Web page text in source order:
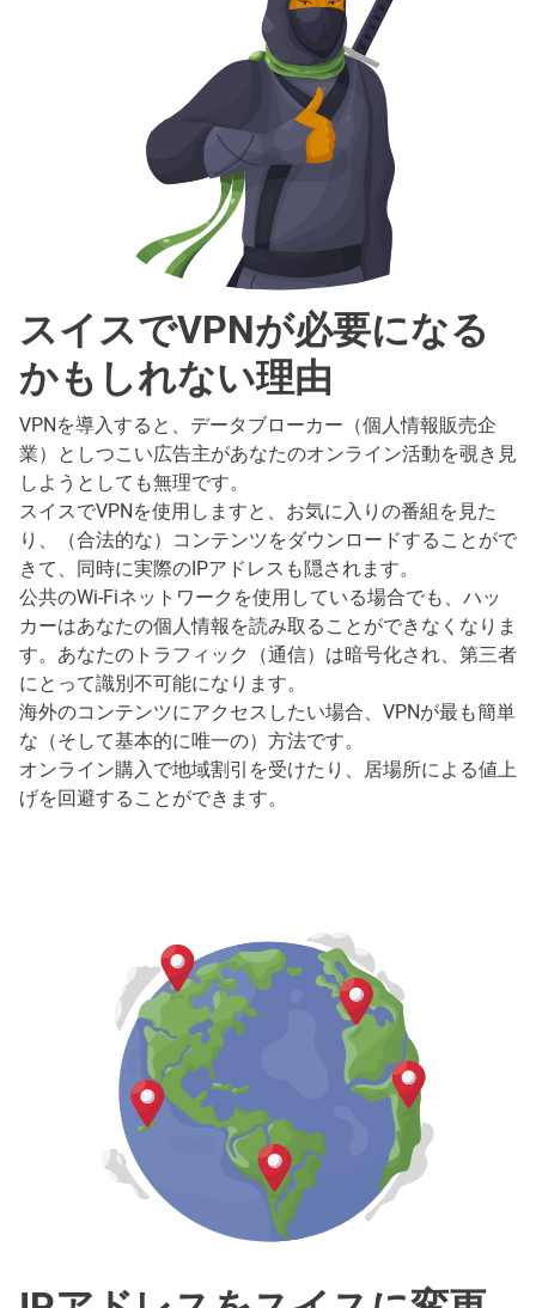
スイスでVPNが必要になる
かもしれない理由
VPNを導入すると、データブローカー（個人情報販売企
業）としつこい広告主があなたのオンライン活動を覗き見
しようとしても無理です。
スイスでVPNを使用しますと、お気に入りの番組を見た
り、（合法的な）コンテンツをダウンロードすることがで
きて、同時に実際のIPアドレスも隠されます。
公共のWi-Fiネットワークを使用している場合でも、ハッ
カーはあなたの個人情報を読み取ることができなくなりま
す。あなたのトラフィック（通信）は暗号化され、第三者
にとって識別不可能になります。
海外のコンテンツにアクセスしたい場合、VPNが最も簡単
な（そして基本的に唯一の）方法です。
オンライン購入で地域割引を受けたり、居場所による値上
げを回避することができます。